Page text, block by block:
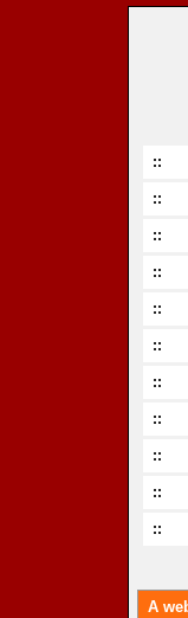
::
::
::
::
::
::
::
::
::
::
::
A